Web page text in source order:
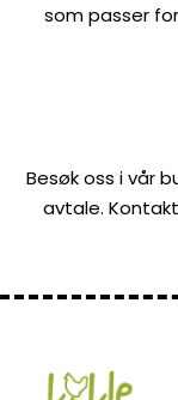
som passer
Besøk oss i vår
avtale.